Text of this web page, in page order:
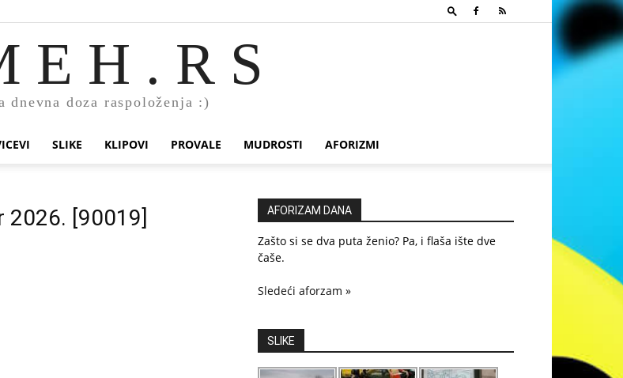
E H . R S
dnevna doza raspoloženja :)
SLIKE KLIPOVI PROVALE MUDROSTI AFORIZMI
2026. [90019] AFORIZAM DANA
Zašto si se dva puta ženio? Pa, i flaša ište dve
čaše.
Sledeći aforzam »
SLIKE